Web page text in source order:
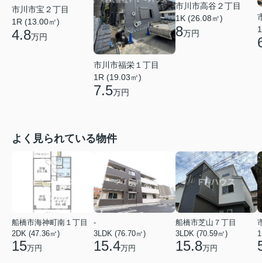
市川市宝２丁目
1R (13.00㎡)
4.8万円
市川市福栄１丁目
1R (19.03㎡)
7.5万円
市川市高谷２丁目
1K (26.08㎡)
8万円
よく見られている物件
船橋市海神町南１丁目
2DK (47.36㎡)
15万円
-
3LDK (76.70㎡)
15.4万円
船橋市芝山７丁目
3LDK (70.59㎡)
15.8万円